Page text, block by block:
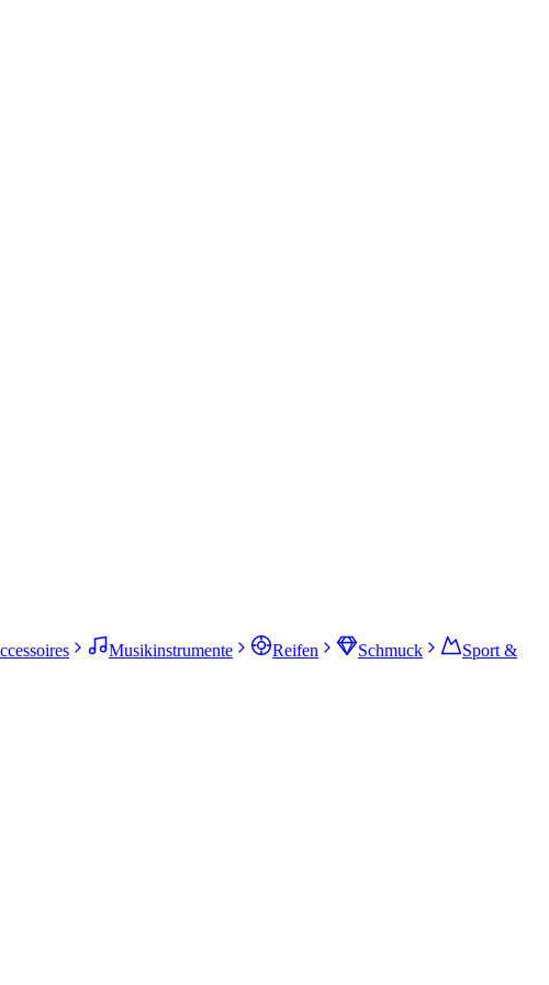
Musikinstrumente Reifen Schmuck
Sport &